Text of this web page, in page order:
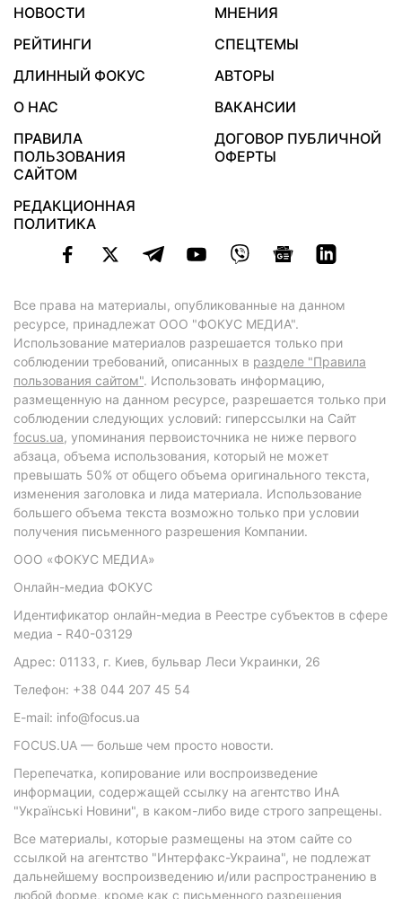
НОВОСТИ
МНЕНИЯ
РЕЙТИНГИ
СПЕЦТЕМЫ
ДЛИННЫЙ ФОКУС
АВТОРЫ
О НАС
ВАКАНСИИ
ПРАВИЛА
ПОЛЬЗОВАНИЯ
САЙТОМ
ДОГОВОР ПУБЛИЧНОЙ
ОФЕРТЫ
РЕДАКЦИОННАЯ
ПОЛИТИКА
Все права на материалы, опубликованные на данном
ресурсе, принадлежат ООО "ФОКУС МЕДИА".
Использование материалов разрешается только при
соблюдении требований, описанных в разделе "Правила
пользования сайтом". Использовать информацию,
размещенную на данном ресурсе, разрешается только при
соблюдении следующих условий: гиперссылки на Сайт
focus.ua, упоминания первоисточника не ниже первого
абзаца, объема использования, который не может
превышать 50% от общего объема оригинального текста,
изменения заголовка и лида материала. Использование
большего объема текста возможно только при условии
получения письменного разрешения Компании.
ООО «ФОКУС МЕДИА»
Онлайн-медиа ФОКУС
Идентификатор онлайн-медиа в Реестре субъектов в сфере
медиа - R40-03129
Адрес: 01133, г. Киев, бульвар Леси Украинки, 26
Телефон: +38 044 207 45 54
E-mail: info@focus.ua
FOCUS.UA — больше чем просто новости.
Перепечатка, копирование или воспроизведение
информации, содержащей ссылку на агентство ИнА
"Українські Новини", в каком-либо виде строго запрещены.
Все материалы, которые размещены на этом сайте со
ссылкой на агентство "Интерфакс-Украина", не подлежат
дальнейшему воспроизведению и/или распространению в
любой форме, кроме как с письменного разрешения